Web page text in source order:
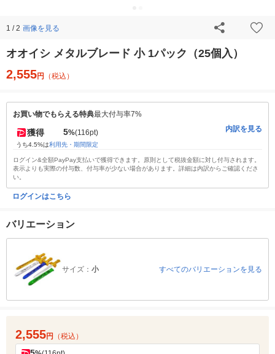
1 / 2 画像を見る
オオイシ メタルブレード 小 1パック（25個入）
2,555円 （税込）
お買い物でもらえる特典最大付与率7%
獲得 5%(116pt)
うち4.5%は利用先・期間限定
内訳を見る
ログイン&全額PayPay支払いで獲得できます。原則として税抜金額に対し付与されます。
表示よりも実際の付与数、付与率が少ない場合があります。詳細は内訳からご確認くださ
い。
ログインはこちら
バリエーション
サイズ： 小 すべてのバリエーションを見る
2,555円 （税込）